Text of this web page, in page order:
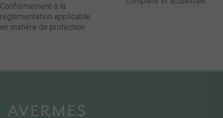
Conformément à la
réglementation applicable
en matière de protection